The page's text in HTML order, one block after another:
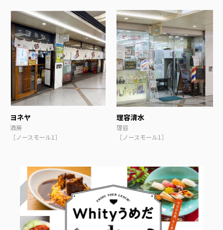
ヨネヤ
酒房
［ノースモール1］
理容清水
理容
［ノースモール1］